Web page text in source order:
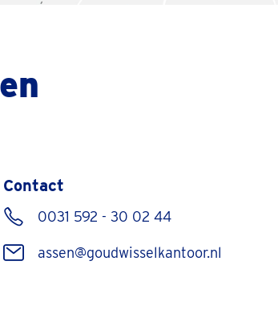
Contact
0031 592 - 30 02 44
assen@goudwisselkantoor.nl